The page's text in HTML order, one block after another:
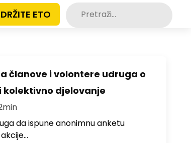
ETO Pretraži:
članove i volontere udruga o
kolektivno djelovanje
da ispune anonimnu anketu